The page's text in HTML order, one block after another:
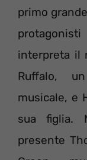
primo
interpreta il
Ruffalo,
musicale, e
sua figlia.
presente